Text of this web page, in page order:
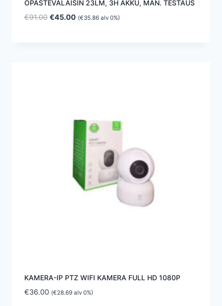
OPASTEVALAISIN 23LM, 3H AKKU, MAN. TESTAUS
€91.00 Alkuperäinen
€45.00Nykyinen
(€35.86alv 0%)
KAMERA-IP PTZ WIFI KAMERA FULL HD 1080P
€36.00 (€28.69alv 0%)